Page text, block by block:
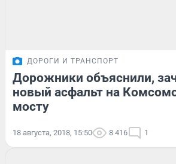
ДОРОГИ И ТРАНСПОРТ
Дорожники объяснили,
новый асфальт на
мосту
18 августа, 2018, 15:50 8 416 1